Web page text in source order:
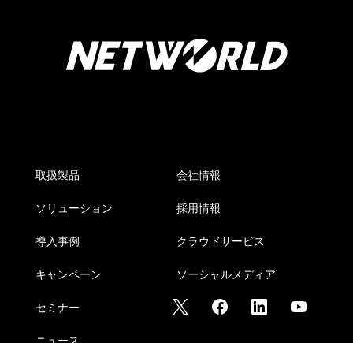
取扱製品
ソリューション
導入事例
キャンペーン
セミナー
会社情報
採用情報
クラウドサービス
ソーシャルメディア